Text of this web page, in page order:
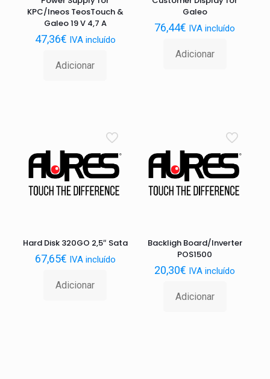
KPC/Ineos TeosTouch &
Galeo 19 V 4,7 A
47,36€ IVA incluído
Adicionar
Galeo
76,44€ IVA incluído
Adicionar
Hard Disk 320GO 2,5″ Sata
67,65€ IVA incluído
Adicionar
Backligh Board/Inverter
POS1500
20,30€ IVA incluído
Adicionar